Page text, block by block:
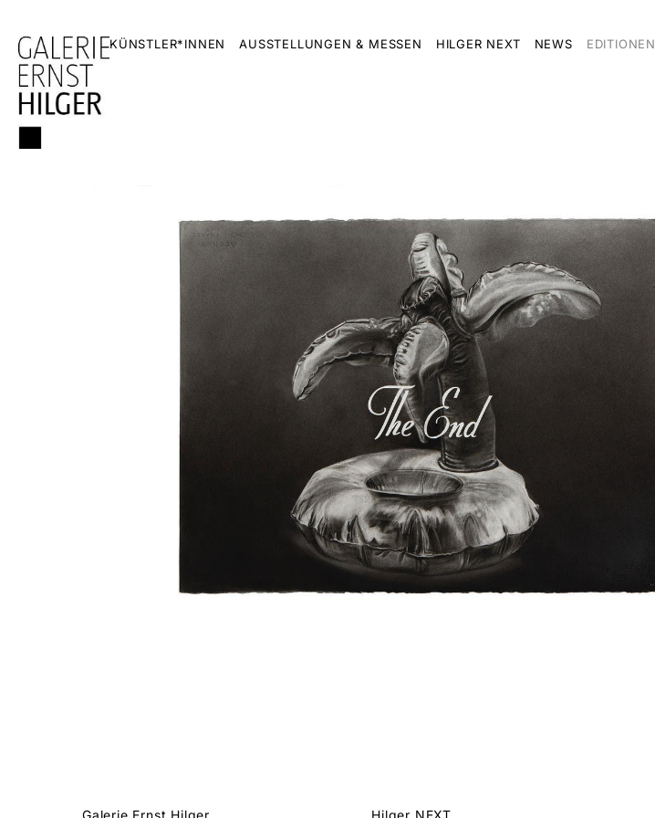
KÜNSTLER*INNEN AUSSTELLUNGEN & MESSEN HILGER NEXT NEWS EDITIONEN
Galerie Ernst Hilger Hilger NEXT